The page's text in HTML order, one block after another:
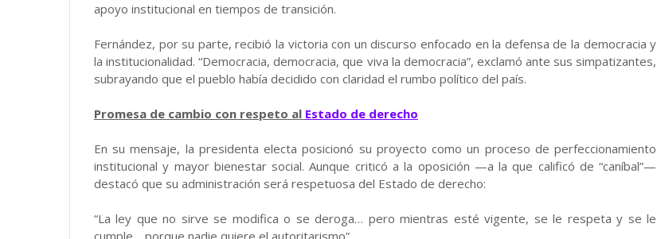
apoyo institucional en tiempos de transición.
Fernández, por su parte, recibió la victoria con un discurso enfocado en la defensa de la democracia y
la institucionalidad. “Democracia, democracia, que viva la democracia”, exclamó ante sus simpatizantes,
subrayando que el pueblo había decidido con claridad el rumbo político del país.
Promesa de cambio con respeto al Estado de derecho
En su mensaje, la presidenta electa posicionó su proyecto como un proceso de perfeccionamiento
institucional y mayor bienestar social. Aunque criticó a la oposición —a la que calificó de “caníbal”—
destacó que su administración será respetuosa del Estado de derecho:
“La ley que no sirve se modifica o se deroga… pero mientras esté vigente, se le respeta y se le
cumple… porque nadie quiere el autoritarismo”.